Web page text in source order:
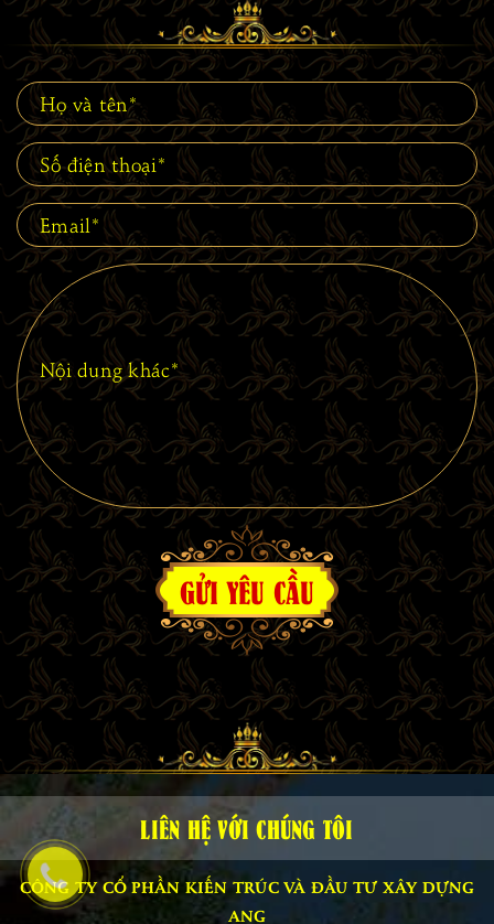
GỬI YÊU CẦU
LIÊN HỆ VỚI CHÚNG TÔI
CÔNG TY CỔ PHẦN KIẾN TRÚC VÀ ĐẦU TƯ XÂY DỰNG
ANG